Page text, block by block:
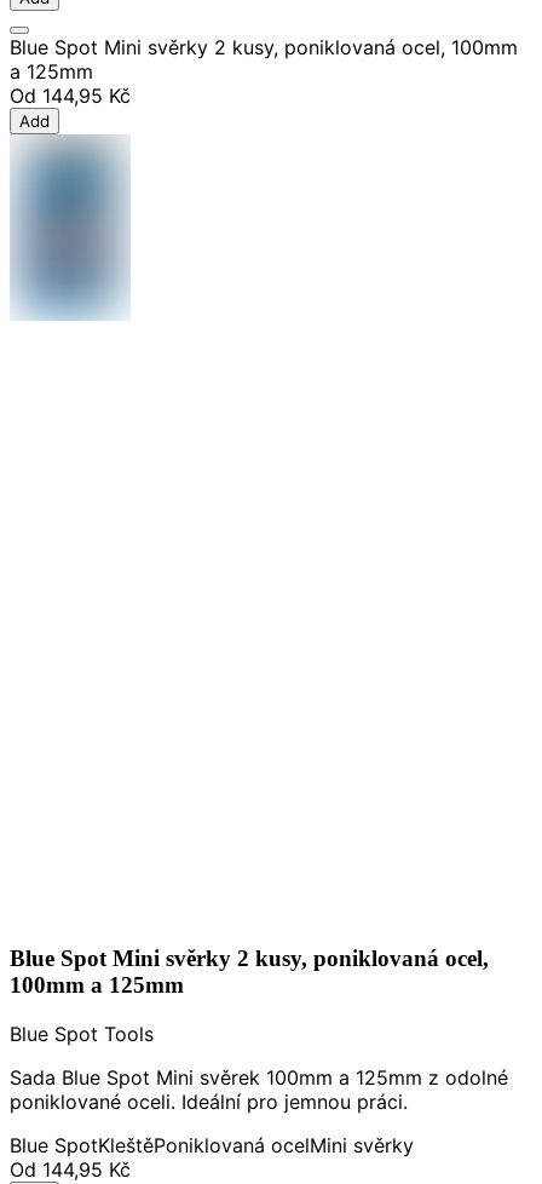
Blue Spot Mini svěrky 2 kusy, poniklovaná ocel, 100mm
a 125mm
Od 144,95 Kč
Add
Blue Spot Mini svěrky 2 kusy, poniklovaná ocel,
100mm a 125mm
Blue Spot Tools
Sada Blue Spot Mini svěrek 100mm a 125mm z odolné
poniklované oceli. Ideální pro jemnou práci.
Blue SpotKleštěPoniklovaná ocelMini svěrky
Od 144,95 Kč